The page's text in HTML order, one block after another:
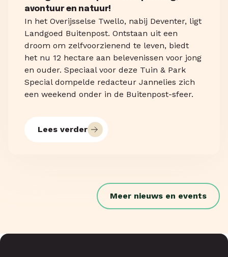
avontuur en natuur!
In het Overijsselse Twello, nabij Deventer, ligt
Landgoed Buitenpost. Ontstaan uit een
droom om zelfvoorzienend te leven, biedt
het nu 12 hectare aan belevenissen voor jong
en ouder. Speciaal voor deze Tuin & Park
Special dompelde redacteur Jannelies zich
een weekend onder in de Buitenpost-sfeer.
Lees verder
Meer nieuws en events